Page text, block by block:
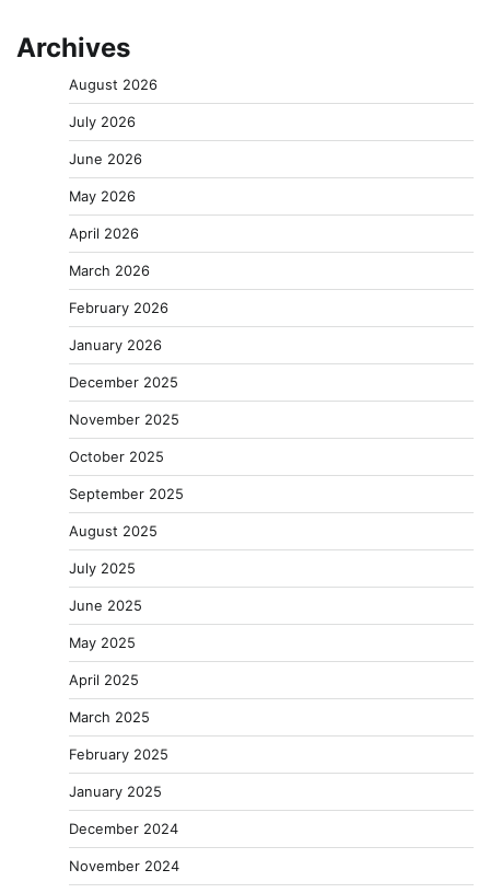
Archives
August 2026
July 2026
June 2026
May 2026
April 2026
March 2026
February 2026
January 2026
December 2025
November 2025
October 2025
September 2025
August 2025
July 2025
June 2025
May 2025
April 2025
March 2025
February 2025
January 2025
December 2024
November 2024